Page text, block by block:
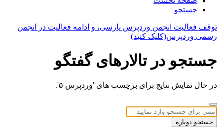
جستجو
توقف فعالیت انجمن وردپرس پارسی، و ادامه فعالیت در انجمن
رسمی وردپرس(کلیک کنید)
جستجو در تالارهای گفتگو
در حال نمایش نتایج برای برچسب های 'وردپرس ۵'.
جستجو دوباره